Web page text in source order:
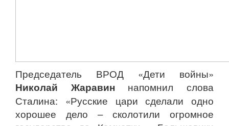
Председатель ВРОД «Дети войны»
Николай Жаравиннапомнил слова
Сталина: «Русские цари сделали одно
хорошее дело – сколотили огромное